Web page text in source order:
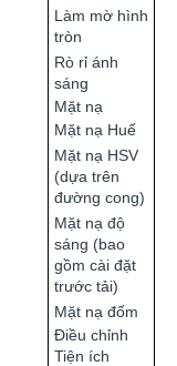
Làm mờ hình
tròn
Rò rỉ ánh
sáng
Mặt nạ
Mặt nạ Huế
Mặt nạ HSV
(dựa trên
đường cong)
Mặt nạ độ
sáng (bao
gồm cài đặt
trước tải)
Mặt nạ đốm
Điều chỉnh
Tiện ích